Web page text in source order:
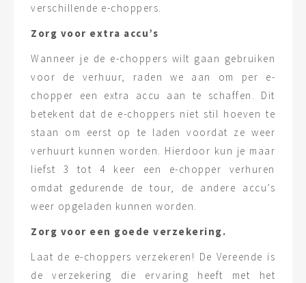
verschillende e-choppers.
Zorg voor extra accu’s
Wanneer je de e-choppers wilt gaan gebruiken
voor de verhuur, raden we aan om per e-
chopper een extra accu aan te schaffen. Dit
betekent dat de e-choppers niet stil hoeven te
staan om eerst op te laden voordat ze weer
verhuurt kunnen worden. Hierdoor kun je maar
liefst 3 tot 4 keer een e-chopper verhuren
omdat gedurende de tour, de andere accu’s
weer opgeladen kunnen worden.
Zorg voor een goede verzekering.
Laat de e-choppers verzekeren! De Vereende is
de verzekering die ervaring heeft met het